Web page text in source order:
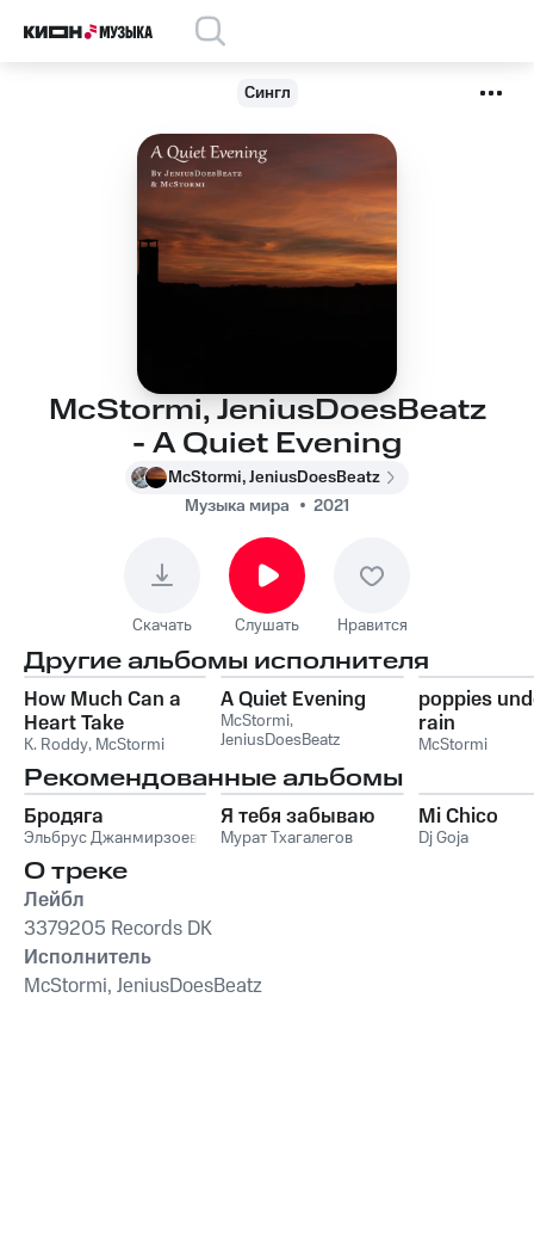
Сингл
McStormi, JeniusDoesBeatz
- A Quiet Evening
McStormi, JeniusDoesBeatz
Музыка мира
2021
Скачать Слушать Нравится
Другие альбомы исполнителя
How Much Can a
Heart Take
K. Roddy, McStormi
A Quiet Evening
McStormi,
JeniusDoesBeatz
poppies
rain
McStormi
Рекомендованные альбомы
Бродяга
Эльбрус Джанмирзоев
Я тебя забываю
Мурат Тхагалегов
Mi Chico
Dj Goja
О треке
Лейбл
3379205 Records DK
Исполнитель
McStormi, JeniusDoesBeatz